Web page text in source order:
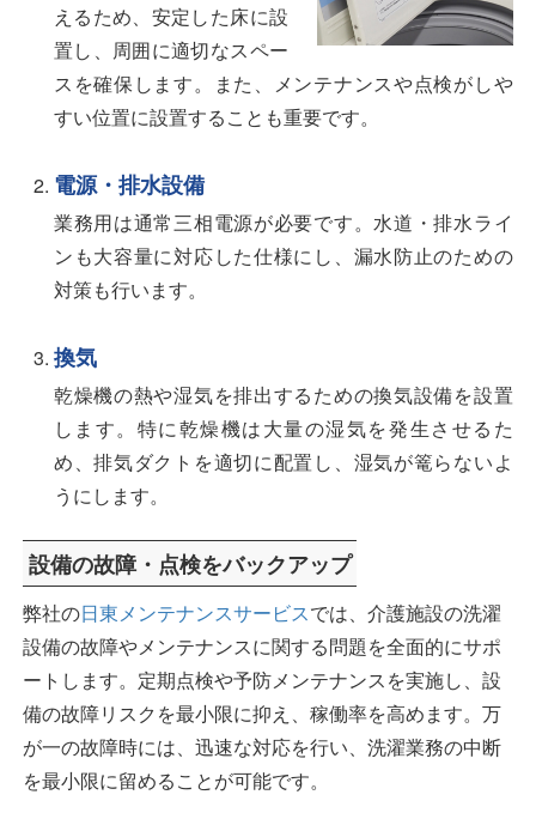
えるため、安定した床に設
置し、周囲に適切なスペー
スを確保します。また、メンテナンスや点検がしや
すい位置に設置することも重要です。
電源・排水設備
業務用は通常三相電源が必要です。水道・排水ライ
ンも大容量に対応した仕様にし、漏水防止のための
対策も行います。
換気
乾燥機の熱や湿気を排出するための換気設備を設置
します。特に乾燥機は大量の湿気を発生させるた
め、排気ダクトを適切に配置し、湿気が篭らないよ
うにします。
設備の故障・点検をバックアップ
弊社の日東メンテナンスサービスでは、介護施設の洗濯
設備の故障やメンテナンスに関する問題を全面的にサポ
ートします。定期点検や予防メンテナンスを実施し、設
備の故障リスクを最小限に抑え、稼働率を高めます。万
が一の故障時には、迅速な対応を行い、洗濯業務の中断
を最小限に留めることが可能です。